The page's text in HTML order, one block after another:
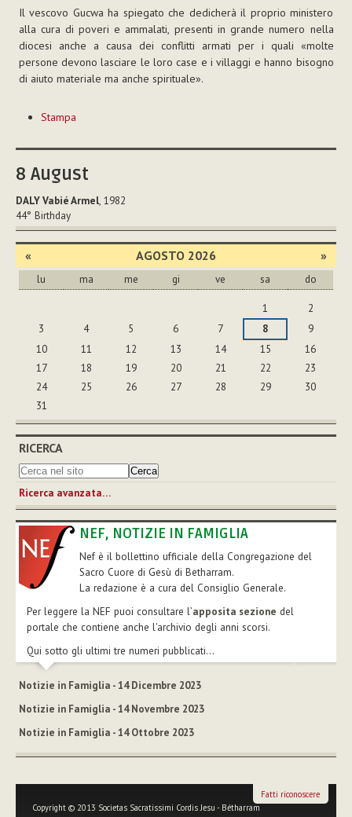
Il vescovo Gucwa ha spiegato che dedicherà il proprio ministero
alla cura di poveri e ammalati, presenti in grande numero nella
diocesi anche a causa dei conflitti armati per i quali «molte
persone devono lasciare le loro case e i villaggi e hanno bisogno
di aiuto materiale ma anche spirituale».
sul
Stampa
8 August
DALY Vabié Armel, 1982
44° Birthday
« AGOSTO 2026 »
lu ma me gi ve sa do
1
2
3
4 5 6 7 8
9
10
11 12 13 14 15
16
17
18 19 20 21 22
23
24
25 26 27 28 29
30
31
RICERCA
Ricerca avanzata…
NEF, NOTIZIE IN FAMIGLIA
Nef è il bollettino ufficiale della Congregazione del
Sacro Cuore di Gesù di Betharram.
La redazione è a cura del Consiglio Generale.
Per leggere la NEF puoi consultare l’apposita sezione del
portale che contiene anche l'archivio degli anni scorsi.
Qui sotto gli ultimi tre numeri pubblicati...
Notizie in Famiglia - 14 Dicembre 2023
Notizie in Famiglia - 14 Novembre 2023
Notizie in Famiglia - 14 Ottobre 2023
Copyright © 2013 Societas Sacratissimi Cordis Jesu - Bétharram
Fatti riconoscere